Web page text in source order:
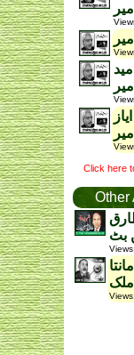
امیر
Click here
Other
بٹ
Views:
ملک
Views: